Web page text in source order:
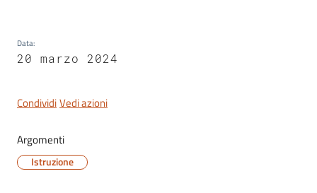
Tutti
gli
Seguici
su
Data:
20 marzo 2024
CondividiVedi azioni
Argomenti
Istruzione